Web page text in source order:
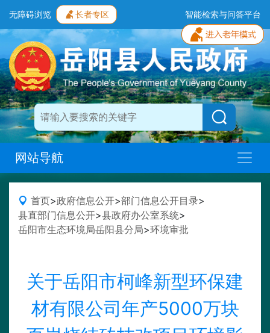
无障碍浏览 长者专区 智能检索与问答平台
网站导航
首页>政府信息公开>部门信息公开目录>
县直部门信息公开>县政府办公室系统>
岳阳市生态环境局岳阳县分局>环境审批
关于岳阳市柯峰新型环保建
材有限公司年产5000万块